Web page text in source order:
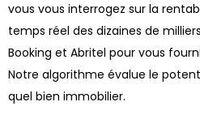
vous vous interrogez sur la
temps réel des dizaines de
Booking et Abritel pour vous
Notre algorithme évalue le
quel bien immobilier.